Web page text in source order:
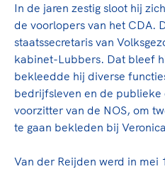
TeamNL kids
Olympische geschiedenis
Nieuwspagina
Columns
Vitale clubs en bestuurlijk
Sportmatch
Clubacties
Handboek Wet- en
Opleidingen en trainingen
Olympische Spelen LA28
Paralympische Spelen
Europese Spelen Istanbul
Maatschappelijke waarde
In de jaren zestig sloot hij
de voorlopers van het CDA.
staatssecretaris van
kabinet-Lubbers. Dat bleef
bekleedde hij diverse
bedrijfsleven en de publieke
voorzitter van de NOS, om
te gaan bekleden bij
Van der Reijden werd in